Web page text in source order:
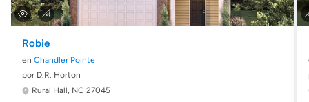
Robie
en Chandler Pointe
por D.R. Horton
Rural Hall, NC 27045